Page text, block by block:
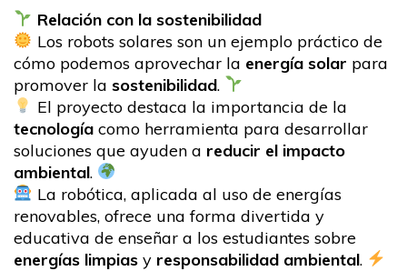
Relación con la sostenibilidad
Los robots solares son un ejemplo práctico de
cómo podemos aprovechar la energía solar para
promover la sostenibilidad.
El proyecto destaca la importancia de la
tecnología como herramienta para desarrollar
soluciones que ayuden a reducir el impacto
ambiental.
La robótica, aplicada al uso de energías
renovables, ofrece una forma divertida y
educativa de enseñar a los estudiantes sobre
energías limpias y responsabilidad ambiental.